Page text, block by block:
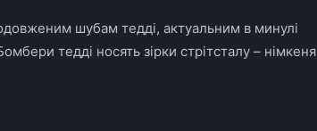
шубам тедді, актуальним в минулі
тедді носять зірки стрітсталу – німкеня